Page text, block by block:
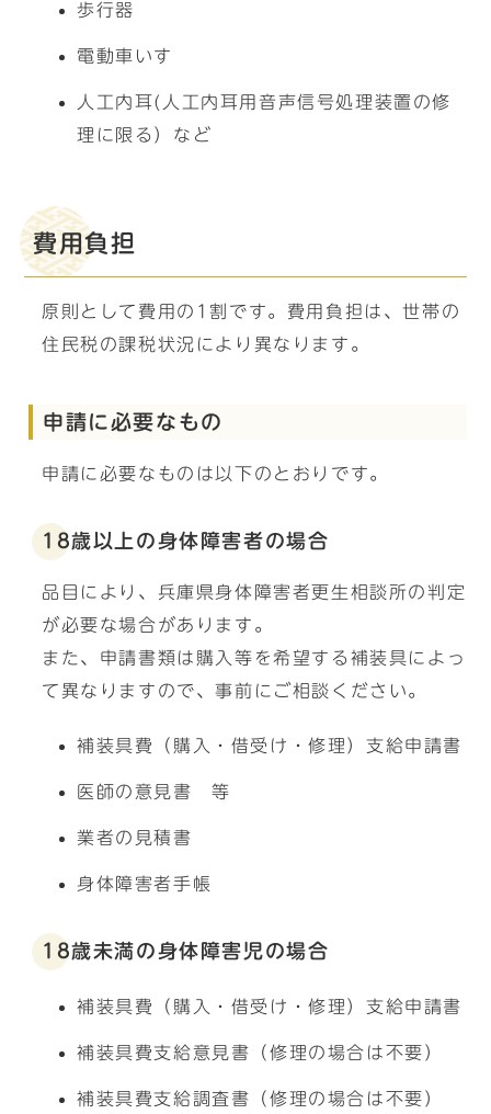
歩行器
電動車いす
人工内耳(人工内耳用音声信号処理装置の修
理に限る）など
費用負担
原則として費用の1割です。費用負担は、世帯の
住民税の課税状況により異なります。
申請に必要なもの
申請に必要なものは以下のとおりです。
18歳以上の身体障害者の場合
品目により、兵庫県身体障害者更生相談所の判定
が必要な場合があります。
また、申請書類は購入等を希望する補装具によっ
て異なりますので、事前にご相談ください。
補装具費（購入・借受け・修理）支給申請書
医師の意見書 等
業者の見積書
身体障害者手帳
18歳未満の身体障害児の場合
補装具費（購入・借受け・修理）支給申請書
補装具費支給意見書（修理の場合は不要）
補装具費支給調査書（修理の場合は不要）